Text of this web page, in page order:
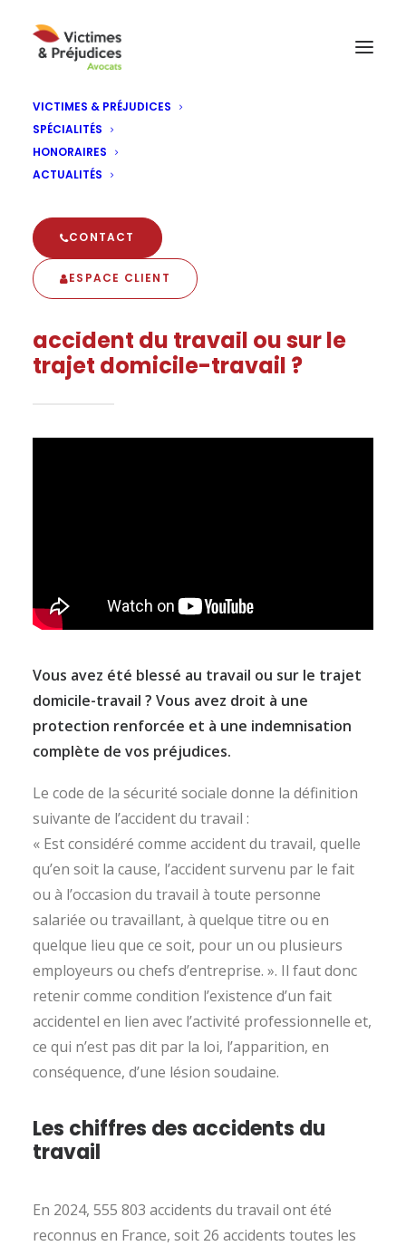
VICTIMES & PRÉJUDICES
SPÉCIALITÉS
HONORAIRES
ACTUALITÉS
CONTACT
ESPACE CLIENT
Victime d’accident du travail
Accueil Victime d’accident du travail
accident du travail ou sur le
trajet domicile-travail ?
Vous avez été blessé au travail ou sur le trajet
domicile-travail ? Vous avez droit à une
protection renforcée et à une indemnisation
complète de vos préjudices.
Le code de la sécurité sociale donne la définition
suivante de l’accident du travail :
« Est considéré comme accident du travail, quelle
qu’en soit la cause, l’accident survenu par le fait
ou à l’occasion du travail à toute personne
salariée ou travaillant, à quelque titre ou en
quelque lieu que ce soit, pour un ou plusieurs
employeurs ou chefs d’entreprise. ». Il faut donc
retenir comme condition l’existence d’un fait
accidentel en lien avec l’activité professionnelle et,
ce qui n’est pas dit par la loi, l’apparition, en
conséquence, d’une lésion soudaine.
Les chiffres des accidents du
travail
En 2024, 555 803 accidents du travail ont été
reconnus en France, soit 26 accidents toutes les